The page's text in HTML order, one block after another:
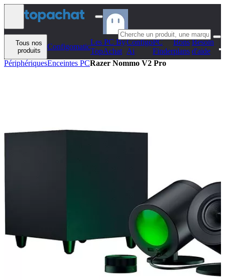
Aller au contenu
Tous nos
produits
Configomatic
Les PC By
TopAchat
Configo
Ai
PC
Finder
Bons
plans
Besoin
d'aide
PériphériquesEnceintes PCRazer Nommo V2 Pro